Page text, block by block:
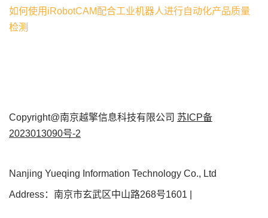
如何使用iRobotCAM配合工业机器人进行自动化产品质量
检测
Copyright@南京越擎信息科技有限公司 苏ICP备
2023013090号-2
Nanjing Yueqing Information Technology Co., Ltd
Address：南京市玄武区中山路268号1601 |